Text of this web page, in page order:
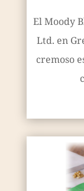
El Moody
Ltd. en
cremoso